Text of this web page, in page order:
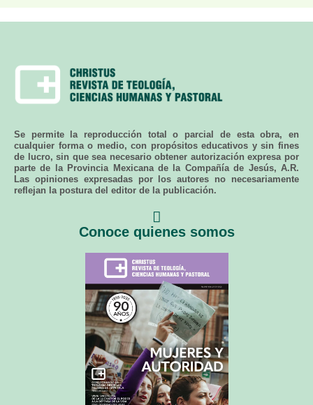
Se permite la reproducción total o parcial de esta obra, en
cualquier forma o medio, con propósitos educativos y sin fines
de lucro, sin que sea necesario obtener autorización expresa por
parte de la Provincia Mexicana de la Compañía de Jesús, A.R.
Las opiniones expresadas por los autores no necesariamente
reflejan la postura del editor de la publicación.
Conoce quienes somos